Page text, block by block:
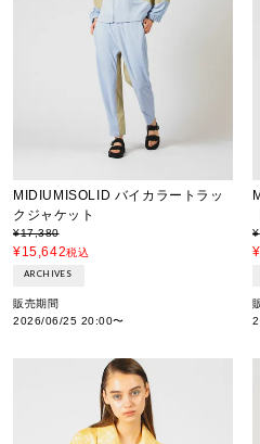
MIDIUMISOLID バイカラートラッ
クジャケット
¥17,380
¥15,642税込
ARCHIVES
販売期間
2026/06/25 20:00〜
¥
¥